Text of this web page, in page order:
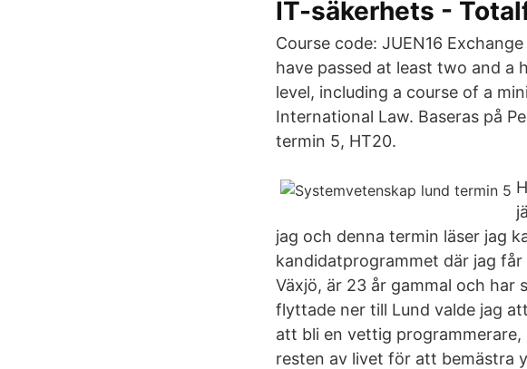
IT-säkerhets -
Course code: JUEN16
have passed at least two and a
level, including a course of a
International Law. Baseras på
termin 5, HT20.
jag och denna termin läser jag
kandidatprogrammet där jag
Växjö, är 23 år gammal och har
flyttade ner till Lund valde jag
att bli en vettig
resten av livet för att bemästra